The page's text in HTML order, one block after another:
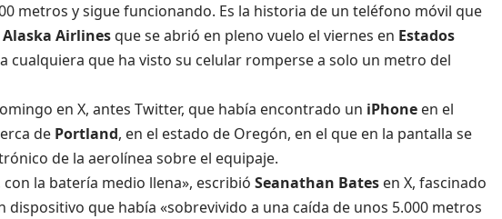
metros y sigue funcionando. Es la historia de un teléfono móvil que
Alaska Airlinesque se abrió en pleno vuelo el viernes en Estados
cualquiera que ha visto su celular romperse a solo un metro del
en X, antes Twitter, que había encontrado un iPhone en el
de Portland, en el estado de Oregón, en el que en la pantalla se
de la aerolínea sobre el equipaje.
la batería medio llena», escribió Seanathan Bates en X, fascinado
que había «sobrevivido a una caída de unos 5.000 metros